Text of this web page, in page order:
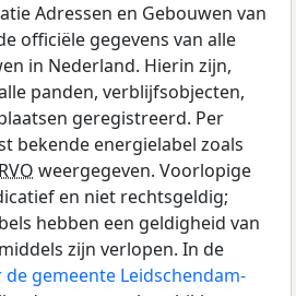
Adressen en Gebouwen van
officiële gegevens van alle
in Nederland. Hierin zijn,
panden, verblijfsobjecten,
geregistreerd. Per
bekende energielabel zoals
RVO weergegeven. Voorlopige
en niet rechtsgeldig;
hebben een geldigheid van
zijn verlopen. In de
gemeente Leidschendam-